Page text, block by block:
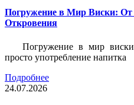
Погружение в Мир Виски: От
Откровения
Погружение в мир
просто употребление напитка
Подробнее
24.07.2026